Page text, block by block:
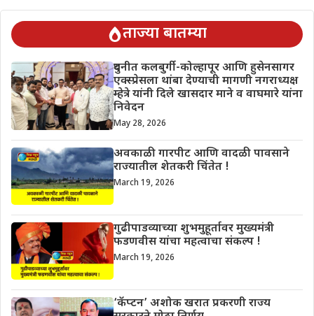
ताज्या बातम्या
दुधनीत कलबुर्गी-कोल्हापूर आणि हुसेनसागर
एक्स्प्रेसला थांबा देण्याची मागणी नगराध्यक्ष
म्हेत्रे यांनी दिले खासदार माने व वाघमारे यांना
निवेदन
May 28, 2026
अवकाळी गारपीट आणि वादळी पावसाने
राज्यातील शेतकरी चिंतेत !
March 19, 2026
गुढीपाडव्याच्या शुभमुहूर्तावर मुख्यमंत्री
फडणवीस यांचा महत्वाचा संकल्प !
March 19, 2026
‘कॅप्टन’ अशोक खरात प्रकरणी राज्य